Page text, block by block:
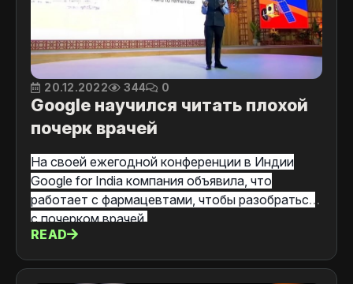
20.12.2022 344 0
Google научился читать плохой
почерк врачей
На своей ежегодной конференции в Индии
Google for India компания объявила, что
работает с фармацевтами, чтобы разобраться
с почерком врачей.
READ